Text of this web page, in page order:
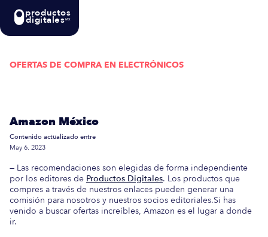
productos
digitalesMX
OFERTAS DE COMPRA EN ELECTRÓNICOS
Amazon México
Contenido actualizado entre
May 6, 2023
— Las recomendaciones son elegidas de forma independiente
por los editores de Productos Digitales. Los productos que
compres a través de nuestros enlaces pueden generar una
comisión para nosotros y nuestros socios editoriales.Si has
venido a buscar ofertas increíbles, Amazon es el lugar a donde
ir.